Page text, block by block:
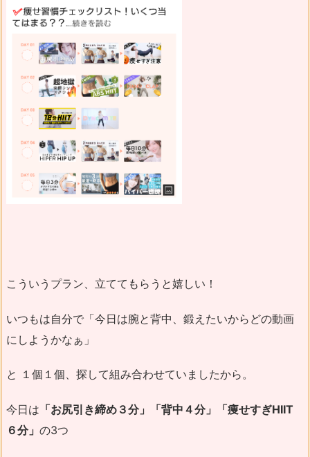
こういうプラン、立ててもらうと嬉しい！
いつもは自分で「今日は腕と背中、鍛えたいからどの動画
にしようかなぁ」
と １個１個、探して組み合わせていましたから。
今日は 「お尻引き締め３分」「背中４分」「痩せすぎHIIT
６分」 の3つ